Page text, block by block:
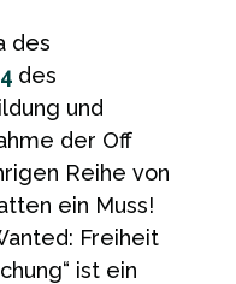
des
des
und
der Off
Reihe von
ein Muss!
Freiheit
ist ein